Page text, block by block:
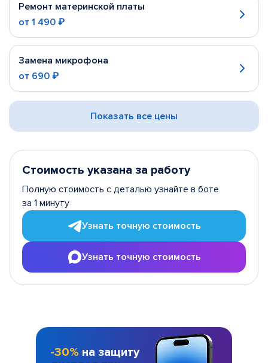
Ремонт материнской платы
от 1 490 ₽
Замена микрофона
от 690 ₽
Показать все цены
Стоимость указана за работу
Полную стоимость с деталью узнайте в боте
за 1 минуту
Узнать точную стоимость
Узнать точную стоимость
-30% на защиту